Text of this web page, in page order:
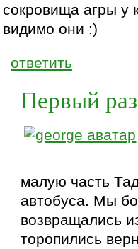
сокровища агры у
видимо они :)
ответить
Первый раз
малую часть
автобуса. Мы
возвращались
торопились